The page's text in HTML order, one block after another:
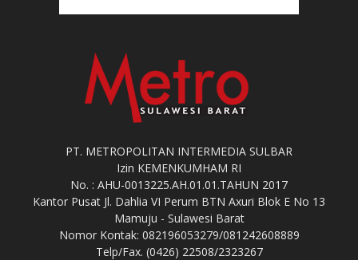
PT. METROPOLITAN INTERMEDIA SULBAR
Izin KEMENKUMHAM RI
No. : AHU-0013225.AH.01.01.TAHUN 2017
Kantor Pusat Jl. Dahlia VI Perum BTN Axuri Blok E No 13
Mamuju - Sulawesi Barat
Nomor Kontak: 082196053279/081242608889
Telp/Fax. (0426) 22508/2323267